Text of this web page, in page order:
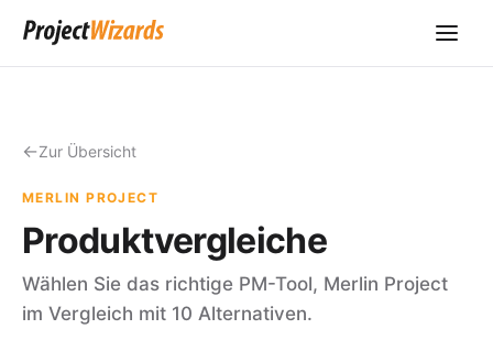
Zur Übersicht
MERLIN PROJECT
Produktvergleiche
Wählen Sie das richtige PM-Tool, Merlin Project
im Vergleich mit 10 Alternativen.